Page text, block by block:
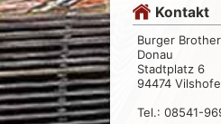
Kontakt
Burger
Donau
Stadtplatz 6
94474
Tel.: 08541-